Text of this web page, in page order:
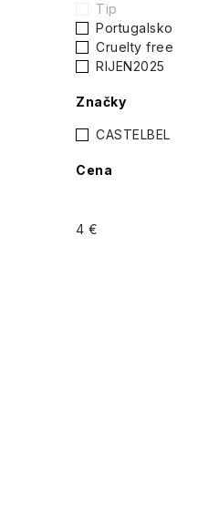
ý
p
a
n
e
l
Tip
Portugalsko
Cruelty free
RIJEN2025
Značky
CASTELBEL
Cena
4 €